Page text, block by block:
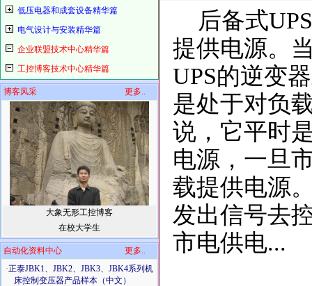
低压电器和成套设备精华篇
电气设计与安装精华篇
企业联盟技术中心精华篇
工控博客技术中心精华篇
博客风采 更多..
大象无形工控博客
在校大学生
自动化资料中心
更多..
·正泰JBK1、JBK2、JBK3、JBK4系列机
床控制变压器产品样本（中文）
后备式
提供电源。
UPS的逆变
是处于对负
说，它平时
电源，一旦
载提供电源
发出信号去
市电供电...